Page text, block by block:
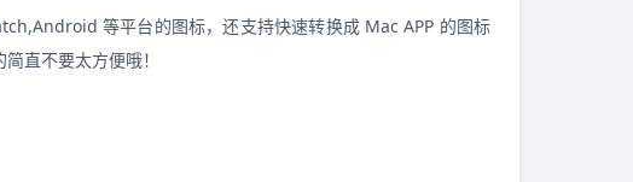
等平台的图标，还支持快速转换成 Mac APP 的图标
直不要太方便哦！